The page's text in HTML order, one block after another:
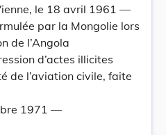
le 18 avril 1961 —
par la Mongolie lors
de l’Angola
d’actes illicites
de l’aviation civile, faite
1971 —